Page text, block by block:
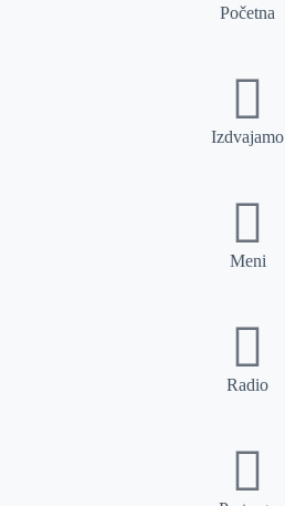
Početna
Izdvajamo
Meni
Radio